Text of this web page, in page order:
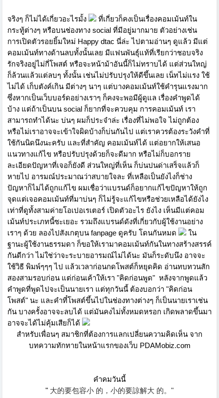
จริงๆ ก็ไม่ได้เกี่ยวอะไรมั้ง
ที่เกี่ยวก็คงเป็นเรื่องคอมเม้นท์ใน
กระทู้ต่างๆ หรือบนช่องทาง social ที่มีอยู่มากมาย ตัวอย่างเช่น
การเปิดตัวรอยยิ้มใหม่ Happy dtac นี่ล่ะ ไปตามอ่านๆ ดูแล้ว มีแต่
คอมเม้นท์ทางด้านลบทั้งนั้นเลย มีแฟนพันธุ์แท้ที่เรียกว่าชอบจริง
รักจริงอยู่ไม่กี่โพสต์ หรือจะหน้าม้าอันนี้ก็ไม่ทราบได้ แต่ส่วนใหญ่
ก็ล้วนแล้วแต่ลบๆ ทั้งนั้น เช่นไม่ปรับปรุงให้ดีขึ้นเลย เน็ทไม่แรง ใช้
ไม่ได้ เก็บตังค์เกิน มีต่างๆ นาๆ แต่บางคอมเม้นท์ใช้คำรุนแรงมาก
ซึ่งหากเป็นเว็บบอร์ดอย่างเราๆ ก็คงจะพอมีผู้ดูแล เรื่องคำพูดได้
บ้าง แต่ถ้าเป็นบน social ก็ยากที่จะควบคุม การคอมเม้นท์ เรา
สามารถทำได้นะ บ่นๆ ผมก็ประจำล่ะ เรื่องที่ไม่พอใจ ไม่ถูกต้อง
หรือไม่เราอาจจะเข้าใจผิดบ้างก็บ่นกันไป แต่เราควรต้องระวังคำที่
ใช้กันนิดนึงนะครับ และที่สำคัญ คอมเม้นท์ได้ แต่อยากให้เสนอ
แนวทางแก้ไข หรือปรับปรุงด้วยก็จะดีมาก หรือไม่ก็บอกราย
ละเอียดปัญหาที่เจอก็ยังดี ส่วนใหญ่ที่เห็น ก็บ่นปนด่าเสร็จแล้วก็
หายไป อารมณ์ประมาณว่าสบายใจละ ที่เหลือเป็นยังไงก็ช่าง
ปัญหาก็ไม่ได้ถูกแก้ไข ผมเชื่อว่าแบรนด์ก็อยากแก้ไขปัญหาให้ถูก
จุดแต่เจอคอมเม้นท์ที่มาบ่นๆ ก็ไม่รู้จะแก้ไขหรือช่วยเหลือได้ยังไง
เท่าที่ดูทั้งสามค่ายโอเปอเรเตอร์ เปิดตัวอะไร ยังไง เห็นมีแต่คอม
เม้นท์ประเภทนี้ซะเยอะ รวมถึงแบรนด์ดังที่เกี่ยวกับผู้ใช้งานอย่าง
เราๆ ด้วย ลองไปสังเกตุบน fanpage ดูครับ โดนกันหมด
ใน
ฐานะผู้ใช้งานธรรมดา ก็ขอให้เรามาคอมเม้นท์กันในทางสร้างสรรค์
กันดีกว่า ไม่ใช่ว่าจะระบายอารมณ์ไม่ได้นะ มันก็ระดับนึง อาจจะ
ใช้วิธี พิมพ์ๆๆๆ ไป แล้วเวลาก่อนกดโพสต์ก็หยุดคิด อ่านทบทวนสัก
สองสามรอบก่อน แต่ก่อนเค้าให้เรา "คิดก่อนพูด" หลังจากพูดแล้ว
คำพูดที่พูดไปจะเป็นนายเรา แต่ทุกวันนี้ ต้องบอกว่า "คิดก่อน
โพสต์" นะ และคำที๋โพสต์ขึ้นไปในช่องทางต่างๆ ก็เป็นนายเราเช่น
กัน บางครั้งอาจจะลบได้ แต่มันคงไม่ทั้งหมดหรอก เกิดพลาดขึ้นมา
อาจจะได้ไม่คุ้มเสียก็ได้
สำหรับเพื่อนๆ สมาชิกที่ต้องการแลกเปลี่ยนความคิดเห็น จาก
บทความทักทายในหน้าแรกของเว็บ PDAMobiz.com
คำคมวันนี้
" 大的要包容小 的， 小的要諒解大 的。"